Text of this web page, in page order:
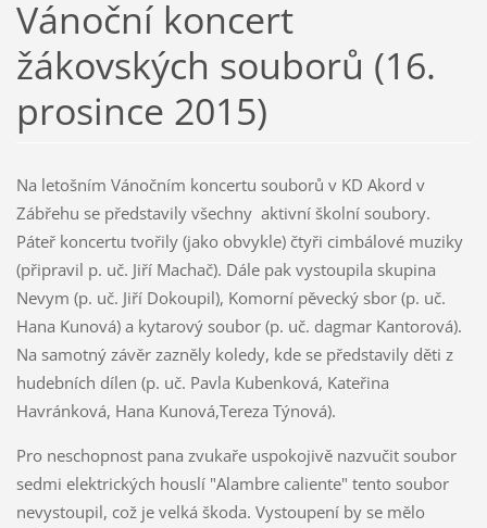
Vánoční koncert
žákovských souborů (16.
prosince 2015)
Na letošním Vánočním koncertu souborů v KD Akord v
Zábřehu se představily všechny aktivní školní soubory.
Páteř koncertu tvořily (jako obvykle) čtyři cimbálové muziky
(připravil p. uč. Jiří Machač). Dále pak vystoupila skupina
Nevym (p. uč. Jiří Dokoupil), Komorní pěvecký sbor (p. uč.
Hana Kunová) a kytarový soubor (p. uč. dagmar Kantorová).
Na samotný závěr zazněly koledy, kde se představily děti z
hudebních dílen (p. uč. Pavla Kubenková, Kateřina
Havránková, Hana Kunová,Tereza Týnová).
Pro neschopnost pana zvukaře uspokojivě nazvučit soubor
sedmi elektrických houslí "Alambre caliente" tento soubor
nevystoupil, což je velká škoda. Vystoupení by se mělo